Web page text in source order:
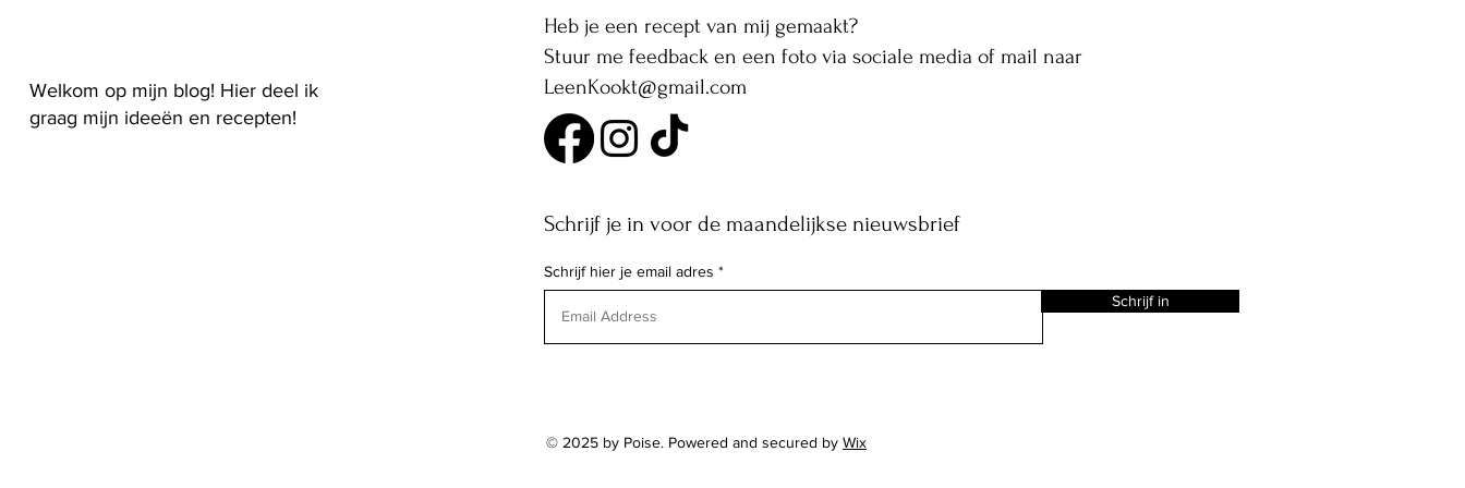
Welkom op mijn blog! Hier deel ik
graag mijn ideeën en recepten!
Heb je een recept van mij gemaakt?
Stuur me feedback en een foto via sociale media of mail naar
LeenKookt@gmail.com
Schrijf je in voor de maandelijkse nieuwsbrief
Schrijf hier je email adres
Schrijf in
© 2025 by Poise. Powered and secured by Wix